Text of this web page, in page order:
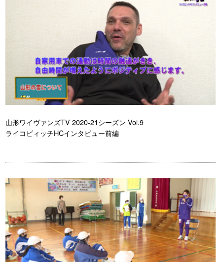
山形ワイヴァンズTV 2020-21シーズン Vol.9
ライコビィッチHCインタビュー前編